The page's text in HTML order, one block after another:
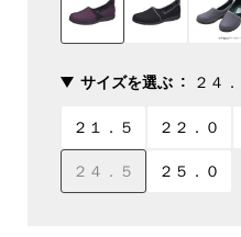
サイズを選ぶ ２４
２１．５ ２２．０
２４．５ ２５．０